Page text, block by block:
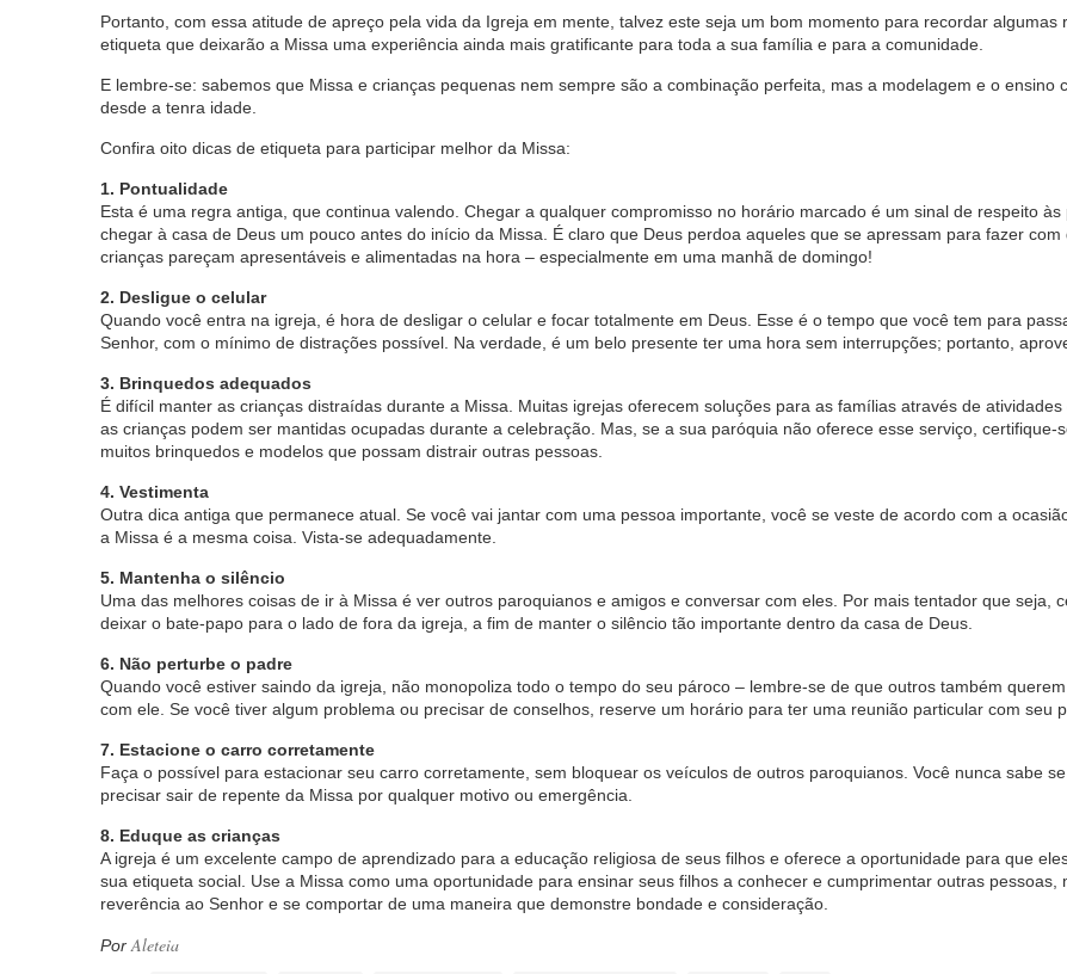
Portanto, com essa atitude de apreço pela vida da Igreja em mente, talvez este seja um bom momento para recordar algumas
etiqueta que deixarão a Missa uma experiência ainda mais gratificante para toda a sua família e para a comunidade.
E lembre-se: sabemos que Missa e crianças pequenas nem sempre são a combinação perfeita, mas a modelagem e o ensino
desde a tenra idade.
Confira oito dicas de etiqueta para participar melhor da Missa:
1. Pontualidade
Esta é uma regra antiga, que continua valendo. Chegar a qualquer compromisso no horário marcado é um sinal de respeito às
chegar à casa de Deus um pouco antes do início da Missa. É claro que Deus perdoa aqueles que se apressam para fazer com
crianças pareçam apresentáveis e alimentadas na hora – especialmente em uma manhã de domingo!
2. Desligue o celular
Quando você entra na igreja, é hora de desligar o celular e focar totalmente em Deus. Esse é o tempo que você tem para
Senhor, com o mínimo de distrações possível. Na verdade, é um belo presente ter uma hora sem interrupções; portanto,
3. Brinquedos adequados
É difícil manter as crianças distraídas durante a Missa. Muitas igrejas oferecem soluções para as famílias através de
as crianças podem ser mantidas ocupadas durante a celebração. Mas, se a sua paróquia não oferece esse serviço, certifique-
muitos brinquedos e modelos que possam distrair outras pessoas.
4. Vestimenta
Outra dica antiga que permanece atual. Se você vai jantar com uma pessoa importante, você se veste de acordo com a
a Missa é a mesma coisa. Vista-se adequadamente.
5. Mantenha o silêncio
Uma das melhores coisas de ir à Missa é ver outros paroquianos e amigos e conversar com eles. Por mais tentador que seja,
deixar o bate-papo para o lado de fora da igreja, a fim de manter o silêncio tão importante dentro da casa de Deus.
6. Não perturbe o padre
Quando você estiver saindo da igreja, não monopoliza todo o tempo do seu pároco – lembre-se de que outros também
com ele. Se você tiver algum problema ou precisar de conselhos, reserve um horário para ter uma reunião particular com seu
7. Estacione o carro corretamente
Faça o possível para estacionar seu carro corretamente, sem bloquear os veículos de outros paroquianos. Você nunca sabe
precisar sair de repente da Missa por qualquer motivo ou emergência.
8. Eduque as crianças
A igreja é um excelente campo de aprendizado para a educação religiosa de seus filhos e oferece a oportunidade para que
sua etiqueta social. Use a Missa como uma oportunidade para ensinar seus filhos a conhecer e cumprimentar outras pessoas,
reverência ao Senhor e se comportar de uma maneira que demonstre bondade e consideração.
Por Aleteia